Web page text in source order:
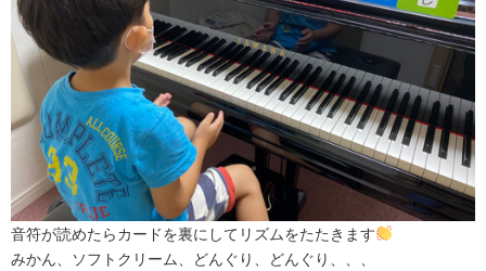
音符が読めたらカードを裏にしてリズムをたたきます
みかん、ソフトクリーム、どんぐり、どんぐり、、、